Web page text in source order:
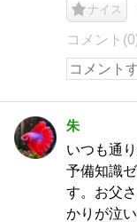
ナイス
コメント
朱
いつも通
予備知識
す。お父
かりが泣